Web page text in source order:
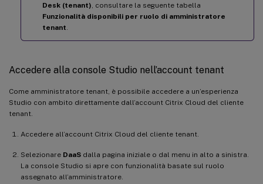
Desk (tenant) , consultare la seguente tabella
Funzionalità disponibili per ruolo di amministratore
tenant
Accedere alla console Studio nell’account tenant
Come amministratore tenant, è possibile accedere a un’esperienza
Studio con ambito direttamente dall’account Citrix Cloud del cliente
tenant.
Accedere all’account Citrix Cloud del cliente tenant.
Selezionare DaaS dalla pagina iniziale o dal menu in alto a sinistra.
La console Studio si apre con funzionalità basate sul ruolo
assegnato all’amministratore.